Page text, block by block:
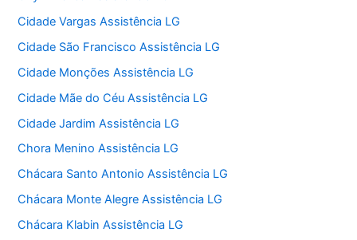
Cidade Vargas Assistência LG
Cidade São Francisco Assistência LG
Cidade Monções Assistência LG
Cidade Mãe do Céu Assistência LG
Cidade Jardim Assistência LG
Chora Menino Assistência LG
Chácara Santo Antonio Assistência LG
Chácara Monte Alegre Assistência LG
Chácara Klabin Assistência LG